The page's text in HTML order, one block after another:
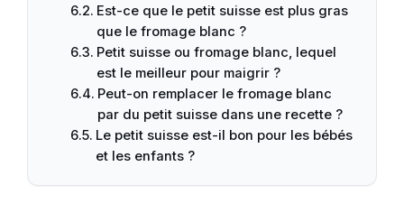
Est-ce que le petit suisse est plus gras
que le fromage blanc ?
Petit suisse ou fromage blanc, lequel
est le meilleur pour maigrir ?
Peut-on remplacer le fromage blanc
par du petit suisse dans une recette ?
Le petit suisse est-il bon pour les bébés
et les enfants ?